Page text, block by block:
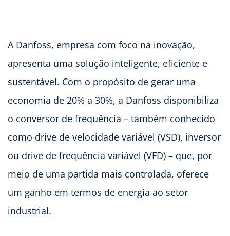
A Danfoss, empresa com foco na inovação,
apresenta uma solução inteligente, eficiente e
sustentável. Com o propósito de gerar uma
economia de 20% a 30%, a Danfoss disponibiliza
o conversor de frequência – também conhecido
como drive de velocidade variável (VSD), inversor
ou drive de frequência variável (VFD) – que, por
meio de uma partida mais controlada, oferece
um ganho em termos de energia ao setor
industrial.